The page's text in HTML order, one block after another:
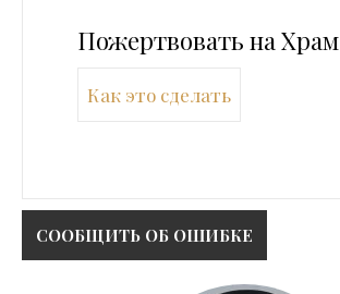
Пожертвовать на Храм
Как это сделать